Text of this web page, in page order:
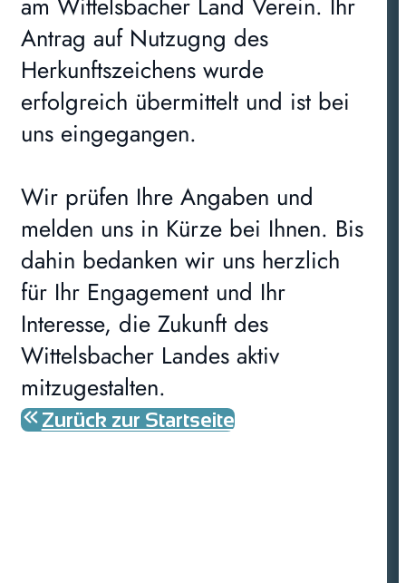
am Wittelsbacher Land Verein. Ihr
Antrag auf Nutzugng des
Herkunftszeichens wurde
erfolgreich übermittelt und ist bei
uns eingegangen.
Wir prüfen Ihre Angaben und
melden uns in Kürze bei Ihnen. Bis
dahin bedanken wir uns herzlich
für Ihr Engagement und Ihr
Interesse, die Zukunft des
Wittelsbacher Landes aktiv
mitzugestalten.
Zurück zur Startseite